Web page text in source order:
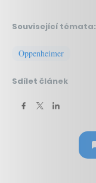
Související témata:
Oppenheimer
Sdílet článek